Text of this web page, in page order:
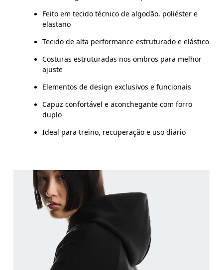
Busto
Feito em tecido técnico de algodão, poliéster e
elastano
Tecido de alta performance estruturado e elástico
Costuras estruturadas nos ombros para melhor
ajuste
Elementos de design exclusivos e funcionais
Capuz confortável e aconchegante com forro
duplo
Ideal para treino, recuperação e uso diário